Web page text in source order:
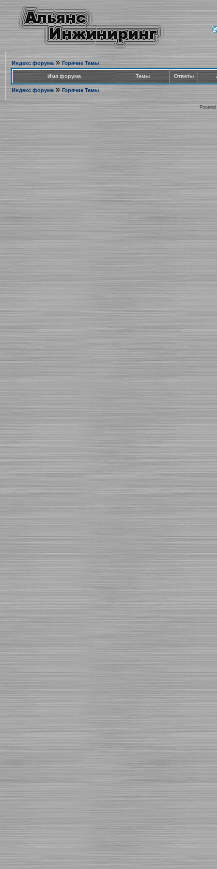
Индекс форума» Горячие Темы
Имя форума Темы Ответы
Индекс форума» Горячие Темы